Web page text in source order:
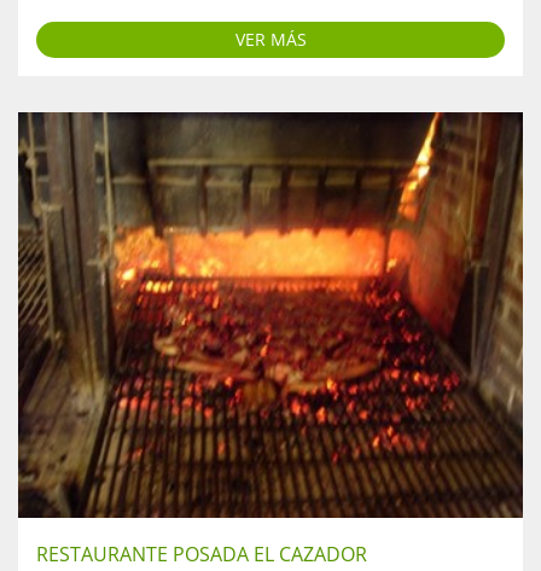
VER MÁS
RESTAURANTE POSADA EL CAZADOR